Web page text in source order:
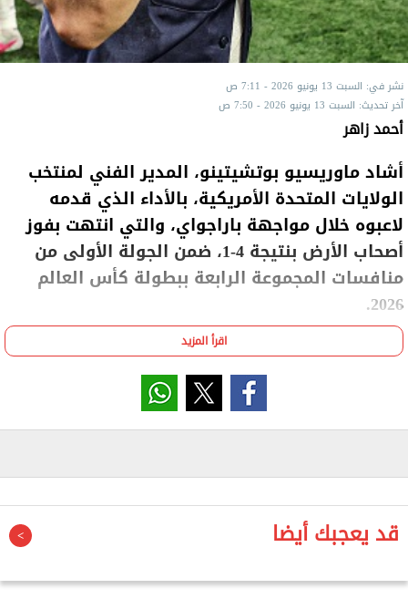
نشر في: السبت 13 يونيو 2026 - 7:11 ص
آخر تحديث: السبت 13 يونيو 2026 - 7:50 ص
أحمد زاهر
أشاد ماوريسيو بوتشيتينو، المدير الفني لمنتخب
الولايات المتحدة الأمريكية، بالأداء الذي قدمه
لاعبوه خلال مواجهة باراجواي، والتي انتهت بفوز
أصحاب الأرض بنتيجة 4-1، ضمن الجولة الأولى من
منافسات المجموعة الرابعة ببطولة كأس العالم
2026.
واستهل المنتخب الأمريكي مشواره في البطولة بانتصار
كبير منحه صدارة المجموعة مؤقتًا، ليبعث برسالة قوية
إلى منافسيه في المجموعة التي تضم أيضًا تركيا
وأستراليا.
وقال بوتشيتينو عقب المباراة: "فخور باللاعبين والطاقم
الفريق به".
إنجاز، لكن الجميع يدرك أن المباراة الأولى صعبة ونعلم
اقرأ المزيد
قد يعجبك أيضا